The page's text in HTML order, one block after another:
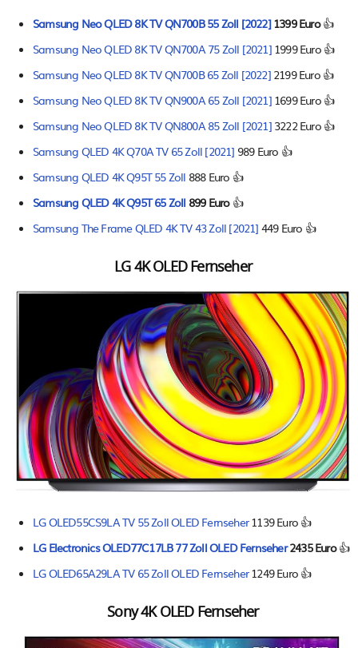
Samsung Neo QLED 8K TV QN700B 55 Zoll [2022]1399 Euro👍
Samsung Neo QLED 8K TV QN700A 75 Zoll [2021]1999 Euro 👍
Samsung Neo QLED 8K TV QN700B 65 Zoll [2022]2199 Euro 👍
Samsung Neo QLED 8K TV QN900A 65 Zoll [2021]1699 Euro 👍
Samsung Neo QLED 8K TV QN800A 85 Zoll [2021]3222 Euro 👍
Samsung QLED 4K Q70A TV 65 Zoll [2021] 989 Euro 👍
Samsung QLED 4K Q95T 55 Zoll 888 Euro 👍
Samsung QLED 4K Q95T 65 Zoll 899 Euro👍
Samsung The Frame QLED 4K TV 43 Zoll [2021] 449 Euro 👍
LG 4K OLED Fernseher
LG OLED55CS9LA TV 55 Zoll OLED Fernseher1139 Euro 👍
LG Electronics OLED77C17LB 77 Zoll OLED Fernseher2435 Euro👍
LG OLED65A29LA TV 65 Zoll OLED Fernseher1249 Euro 👍
Sony 4K OLED Fernseher